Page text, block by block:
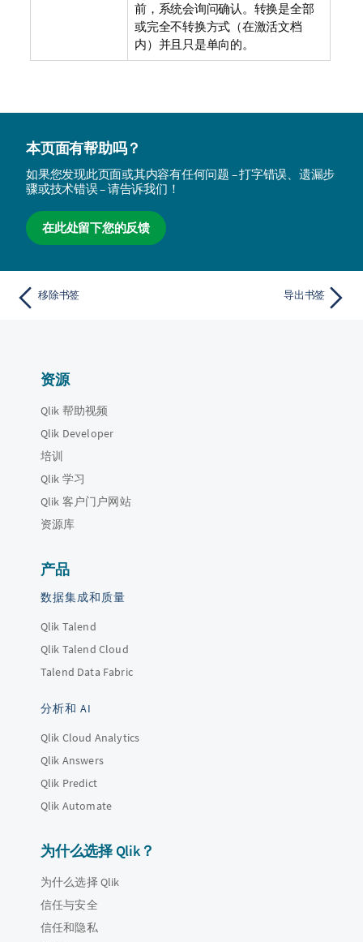
前，系统会询问确认。转换是全部
或完全不转换方式（在激活文档
内）并且只是单向的。
本页面有帮助吗？
如果您发现此页面或其内容有任何问题 – 打字错误、遗漏步
骤或技术错误 – 请告诉我们！
在此处留下您的反馈
移除书签 导出书签
资源
Qlik 帮助视频
Qlik Developer
培训
Qlik 学习
Qlik 客户门户网站
资源库
产品
数据集成和质量
Qlik Talend
Qlik Talend Cloud
Talend Data Fabric
分析和 AI
Qlik Cloud Analytics
Qlik Answers
Qlik Predict
Qlik Automate
为什么选择 Qlik？
为什么选择 Qlik
信任与安全
信任和隐私